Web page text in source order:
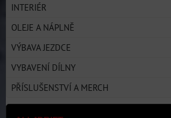
INTERIÉR
OLEJE A NÁPLNĚ
VÝBAVA JEZDCE
VYBAVENÍ DÍLNY
PŘÍSLUŠENSTVÍ A MERCH